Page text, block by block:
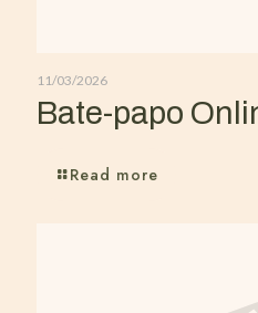
11/03/2026
Bate-papo
Read more